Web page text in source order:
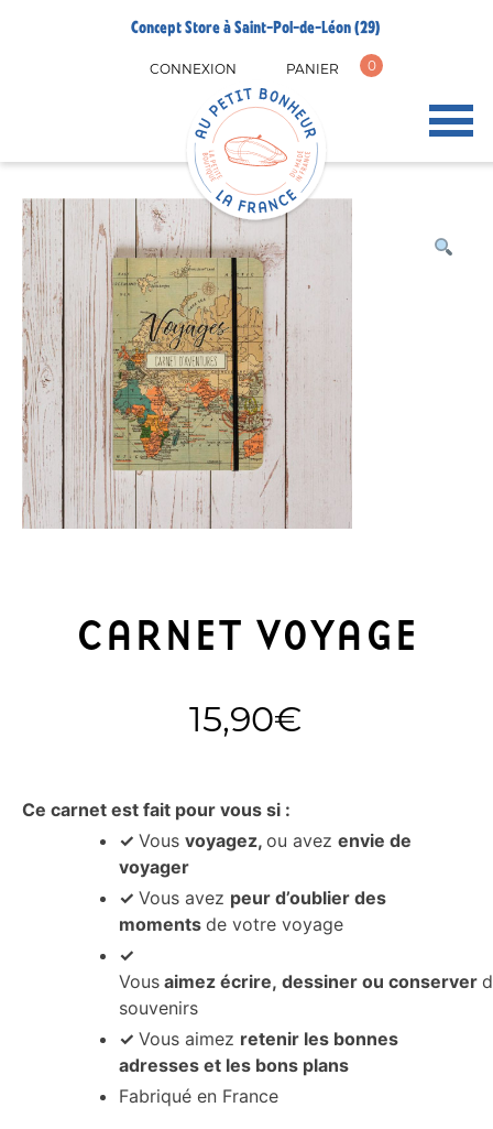
Concept Store à Saint-Pol-de-Léon (29)
CONNEXION PANIER 0
CARNET VOYAGE
15,90€
Ce carnet est fait pour vous si :
✓Vousvoyagez,ou avezenvie de
voyager
✓Vous avez peur d’oublier des
momentsde votre voyage
✓
Vous aimez écrire, dessiner ou conserver
souvenirs
✓Vous aimez retenir les bonnes
adresses et les bons plans
Fabriqué en France